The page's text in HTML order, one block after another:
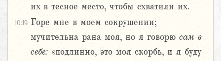
их в тесное место, чтобы схватили их.
10:19 Горе мне в моем сокрушении;
мучительна рана моя, но я говорю сам в
себе: «подлинно, это моя скорбь, и я буду